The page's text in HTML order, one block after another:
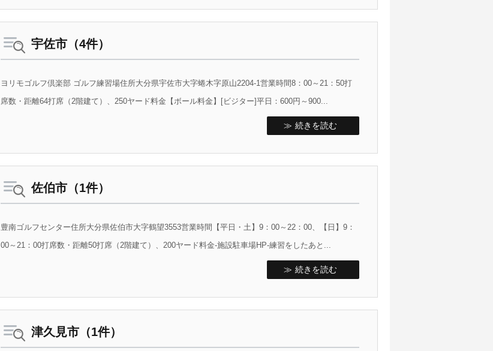
宇佐市（4件）
ヨリモゴルフ倶楽部 ゴルフ練習場住所大分県宇佐市大字蜷木字原山2204-1営業時間8：00～21：50打
席数・距離64打席（2階建て）、250ヤード料金【ボール料金】[ビジター]平日：600円～900...
続きを読む
佐伯市（1件）
豊南ゴルフセンター住所大分県佐伯市大字鶴望3553営業時間【平日・土】9：00～22：00、【日】9：
00～21：00打席数・距離50打席（2階建て）、200ヤード料金-施設駐車場HP-練習をしたあと...
続きを読む
津久見市（1件）